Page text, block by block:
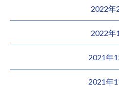
2022年
2022年
2021年
2021年